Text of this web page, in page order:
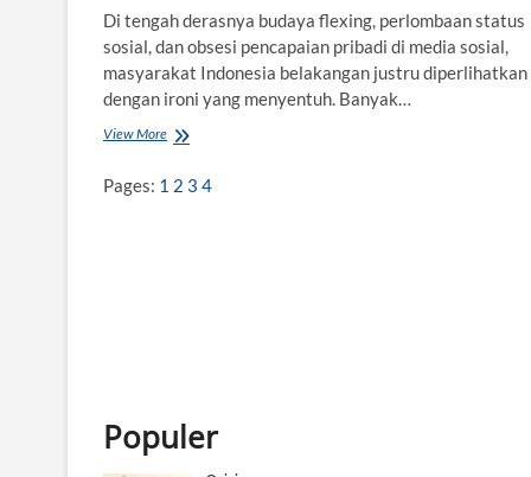
Di tengah derasnya budaya flexing, perlombaan status
sosial, dan obsesi pencapaian pribadi di media sosial,
masyarakat Indonesia belakangan justru diperlihatkan
dengan ironi yang menyentuh. Banyak…
View More M
j
d
i
Pages: 1 2 3 4
Populer